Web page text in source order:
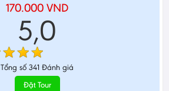
170.000 VND
5,0
Tổng số 341 Đánh giá
Đặt Tour